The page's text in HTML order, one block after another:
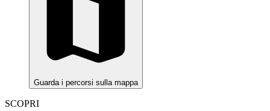
Guarda i percorsi sulla mappa
SCOPRI